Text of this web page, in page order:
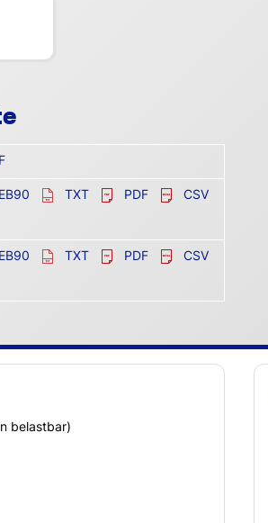
TXT PDF CSV
TXT PDF CSV
belastbar)